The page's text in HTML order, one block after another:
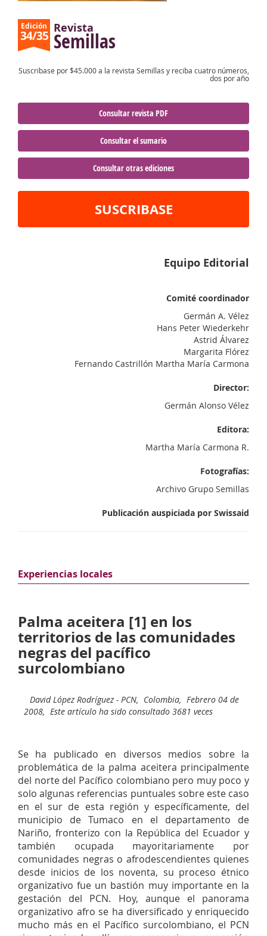
Edición
34/35
Revista
Semillas
Suscribase por $45.000 a la revista Semillas y reciba cuatro números,
dos por año
Consultar revista PDF
Consultar el sumario
Consultar otras ediciones
SUSCRIBASE
Equipo Editorial
Comité coordinador
Germán A. Vélez
Hans Peter Wiederkehr
Astrid Álvarez
Margarita Flórez
Fernando Castrillón Martha María Carmona
Director:
Germán Alonso Vélez
Editora:
Martha María Carmona R.
Fotografías:
Archivo Grupo Semillas
Publicación auspiciada por Swissaid
Experiencias locales
Palma aceitera [1] en los
territorios de las comunidades
negras del pacífico
surcolombiano
David López Rodríguez - PCN, Colombia, Febrero 04 de
2008, Este artículo ha sido consultado 3681 veces
Se ha publicado en diversos medios sobre la
problemática de la palma aceitera principalmente
del norte del Pacífico colombiano pero muy poco y
solo algunas referencias puntuales sobre este caso
en el sur de esta región y específicamente, del
municipio de Tumaco en el departamento de
Nariño, fronterizo con la República del Ecuador y
también ocupada mayoritariamente por
comunidades negras o afrodescendientes quienes
desde inicios de los noventa, su proceso étnico
organizativo fue un bastión muy importante en la
gestación del PCN. Hoy, aunque el panorama
organizativo afro se ha diversificado y enriquecido
mucho más en el Pacífico surcolombiano, el PCN